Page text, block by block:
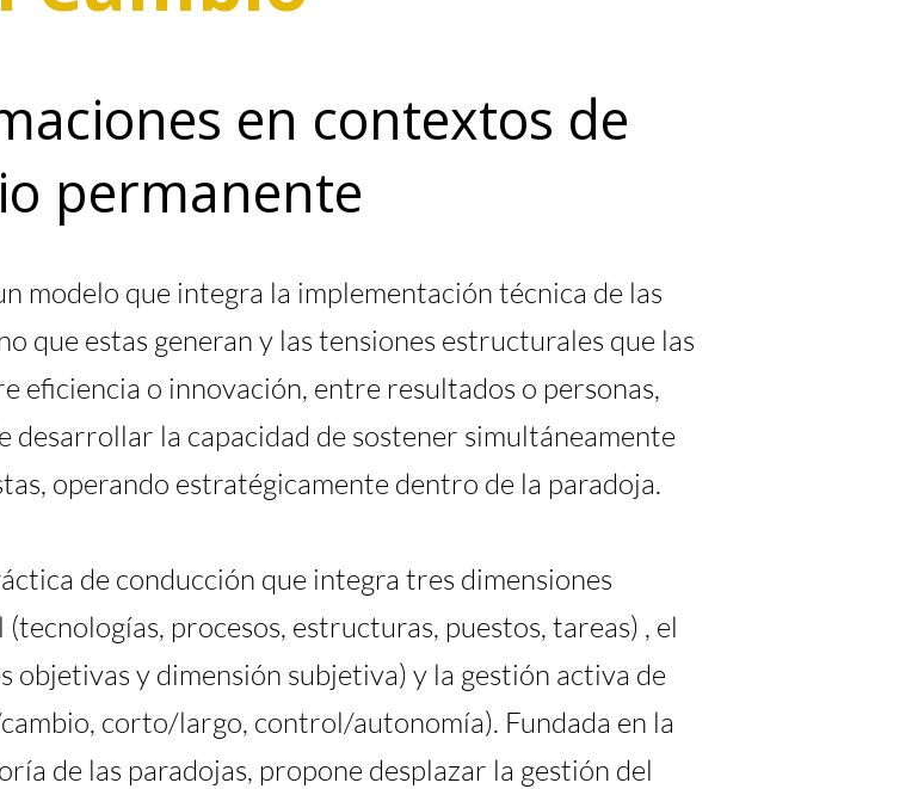
en contextos de
permanente
modelo que integra la implementación técnica de las
que estas generan y las tensiones estructurales que las
eficiencia o innovación, entre resultados o personas,
desarrollar la capacidad de sostener simultáneamente
operando estratégicamente dentro de la paradoja.
de conducción que integra tres dimensiones
procesos, estructuras, puestos, tareas) , el
objetivas y dimensión subjetiva) y la gestión activa de
corto/largo, control/autonomía). Fundada en la
de las paradojas, propone desplazar la gestión del